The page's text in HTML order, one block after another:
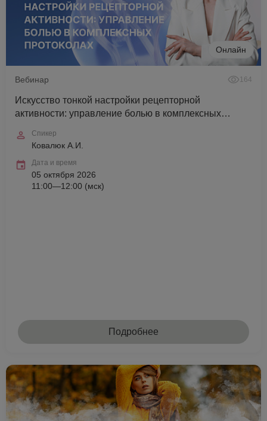
Онлайн
Вебинар 164
Искусство тонкой настройки рецепторной
активности: управление болью в комплексных
Спикер
Ковалюк А.И.
Дата и время
05 октября 2026
11:00—12:00 (мск)
Подробнее